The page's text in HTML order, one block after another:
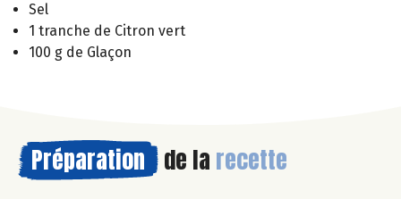
Sel
1 tranche de Citron vert
100 g de Glaçon
Préparation de la recette